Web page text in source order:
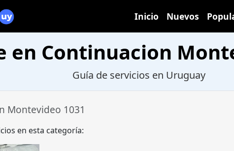
Inicio Nuevos
en Continuacion
Guía de servicios en Uruguay
Montevideo 1031
en esta categoría: